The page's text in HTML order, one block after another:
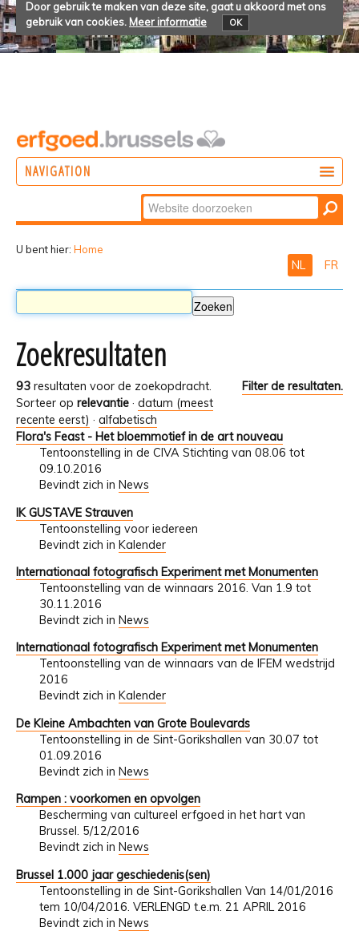
Door gebruik te maken van deze site, gaat u akkoord met ons
gebruik van cookies. Meer informatie OK
NAVIGATION
Zoek
Geavanceerd
U bent hier: Home
NL FR
Zoekresultaten
93 resultaten voor de zoekopdracht.
Filter de resultaten.
Sorteer op relevantie · datum (meest
recente eerst) · alfabetisch
Flora's Feast - Het bloemmotief in de art nouveau
Tentoonstelling in de CIVA Stichting van 08.06 tot
09.10.2016
Bevindt zich in News
IK GUSTAVE Strauven
Tentoonstelling voor iedereen
Bevindt zich in Kalender
Internationaal fotografisch Experiment met Monumenten
Tentoonstelling van de winnaars 2016. Van 1.9 tot
30.11.2016
Bevindt zich in News
Internationaal fotografisch Experiment met Monumenten
Tentoonstelling van de winnaars van de IFEM wedstrijd
2016
Bevindt zich in Kalender
De Kleine Ambachten van Grote Boulevards
Tentoonstelling in de Sint-Gorikshallen van 30.07 tot
01.09.2016
Bevindt zich in News
Rampen : voorkomen en opvolgen
Bescherming van cultureel erfgoed in het hart van
Brussel. 5/12/2016
Bevindt zich in News
Brussel 1.000 jaar geschiedenis(sen)
Tentoonstelling in de Sint-Gorikshallen Van 14/01/2016
tem 10/04/2016. VERLENGD t.e.m. 21 APRIL 2016
Bevindt zich in News